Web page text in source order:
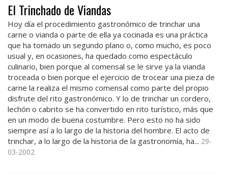
El Trinchado de Viandas
Hoy día el procedimiento gastronómico de trinchar una
carne o vianda o parte de ella ya cocinada es una práctica
que ha tomado un segundo plano o, como mucho, es poco
usual y, en ocasiones, ha quedado como espectáculo
culinario, bien porque al comensal se le sirve ya la vianda
troceada o bien porque el ejercicio de trocear una pieza de
carne la realiza el mismo comensal como parte del propio
disfrute del rito gastronómico. Y lo de trinchar un cordero,
lechón o cabrito se ha convertido en rito turístico, más que
en un modo de buena costumbre. Pero esto no ha sido
siempre así a lo largo de la historia del hombre. El acto de
trinchar, a lo largo de la historia de la gastronomía, ha... 29-
03-2002